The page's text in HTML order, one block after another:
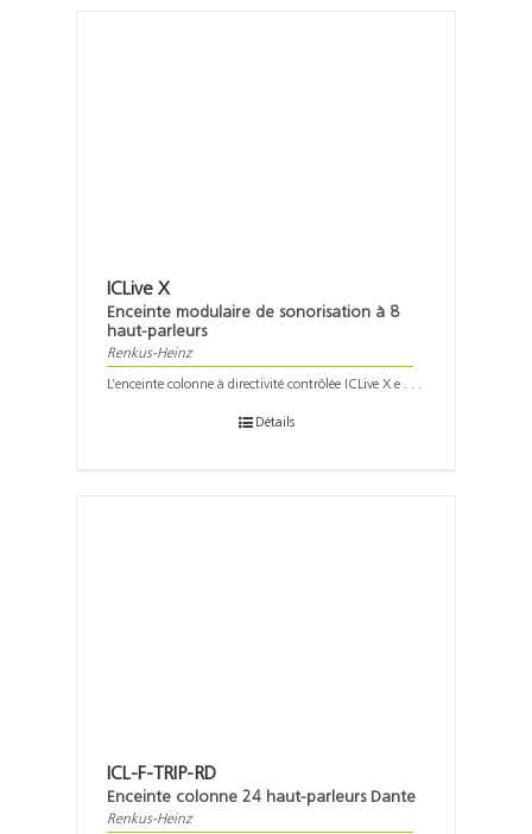
ICLive X
Enceinte modulaire de sonorisation à 8
haut-parleurs
Renkus-Heinz
L’enceinte colonne à directivité contrôlée ICLive X e . . .
Détails
ICL-F-TRIP-RD
Enceinte colonne 24 haut-parleurs Dante
Renkus-Heinz